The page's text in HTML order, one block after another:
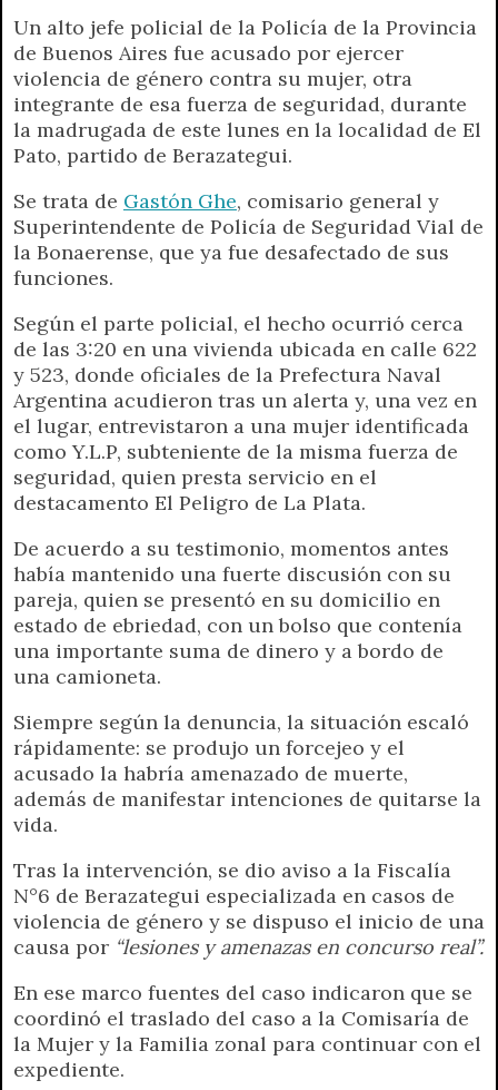
Un alto jefe policial de la Policía de la Provincia
de Buenos Aires fue acusado por ejercer
violencia de género contra su mujer, otra
integrante de esa fuerza de seguridad, durante
la madrugada de este lunes en la localidad de El
Pato, partido de Berazategui.
Se trata de Gastón Ghe, comisario general y
Superintendente de Policía de Seguridad Vial de
la Bonaerense, que ya fue desafectado de sus
funciones.
Según el parte policial, el hecho ocurrió cerca
de las 3:20 en una vivienda ubicada en calle 622
y 523, donde oficiales de la Prefectura Naval
Argentina acudieron tras un alerta y, una vez en
el lugar, entrevistaron a una mujer identificada
como Y.L.P, subteniente de la misma fuerza de
seguridad, quien presta servicio en el
destacamento El Peligro de La Plata.
De acuerdo a su testimonio, momentos antes
había mantenido una fuerte discusión con su
pareja, quien se presentó en su domicilio en
estado de ebriedad, con un bolso que contenía
una importante suma de dinero y a bordo de
una camioneta.
Siempre según la denuncia, la situación escaló
rápidamente: se produjo un forcejeo y el
acusado la habría amenazado de muerte,
además de manifestar intenciones de quitarse la
vida.
Tras la intervención, se dio aviso a la Fiscalía
N°6 de Berazategui especializada en casos de
violencia de género y se dispuso el inicio de una
causa por “lesiones y amenazas en concurso real”.
En ese marco fuentes del caso indicaron que se
coordinó el traslado del caso a la Comisaría de
la Mujer y la Familia zonal para continuar con el
expediente.